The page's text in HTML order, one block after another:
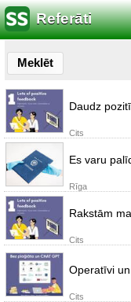
Referāti
Meklēt
Daudz
Cits
Es varu
Rīga
Rakstām
Cits
Operatīvi
Cits